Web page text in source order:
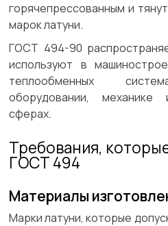
горячепрессованным и
марок латуни.
ГОСТ 494-90
используют в
теплообменных
оборудовании,
сферах.
Требования,
ГОСТ 494
Материалы
Марки латуни, которые